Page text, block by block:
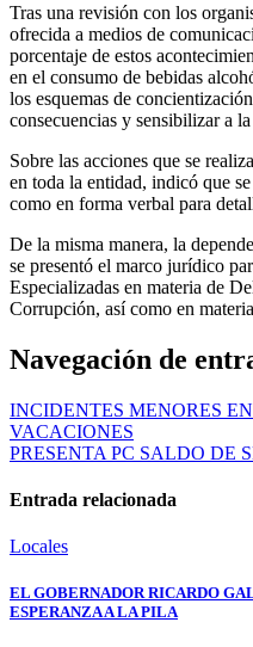
Tras una revisión con los
ofrecida a medios de
porcentaje de estos
en el consumo de bebidas
los esquemas de
consecuencias y sensibilizar a
Sobre las acciones que se
en toda la entidad, indicó que
como en forma verbal para
De la misma manera, la
se presentó el marco jurídico
Especializadas en materia de
Corrupción, así como en
Navegación de
INCIDENTES MENORES
VACACIONES
PRESENTA PC SALDO DE
Entrada relacionada
Locales
EL GOBERNADOR RICARDO
ESPERANZA A LA PILA